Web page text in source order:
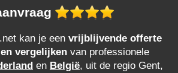
kan je een vrijblijvende offerte
vergelijken van professionele
en België, uit de regio Gent,